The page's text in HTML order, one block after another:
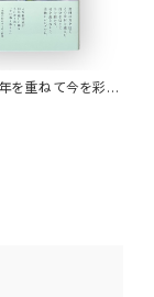
を重ねて今を彩る